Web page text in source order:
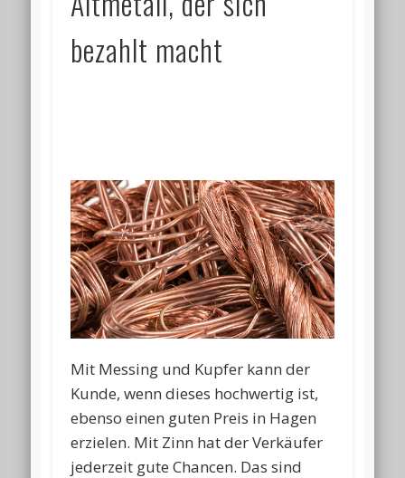
bezahlt macht
Mit Messing und Kupfer kann der
Kunde, wenn dieses hochwertig ist,
ebenso einen guten Preis in Hagen
erzielen. Mit Zinn hat der Verkäufer
jederzeit gute Chancen. Das sind